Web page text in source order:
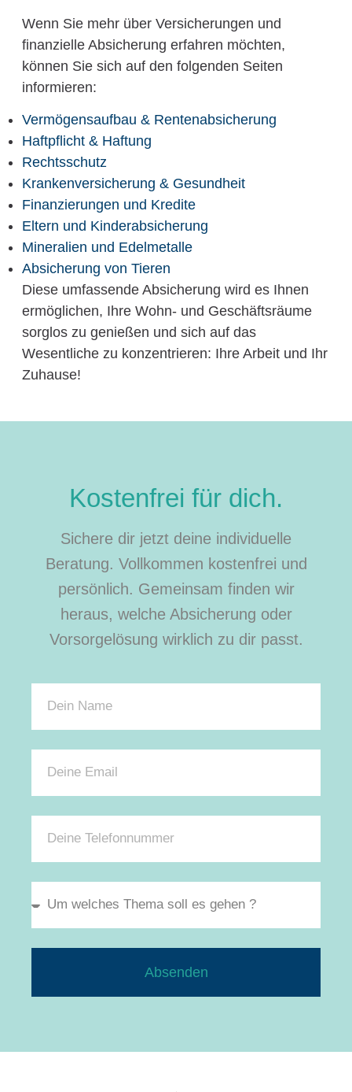
Wenn Sie mehr über Versicherungen und
finanzielle Absicherung erfahren möchten,
können Sie sich auf den folgenden Seiten
informieren:
Vermögensaufbau & Rentenabsicherung
Haftpflicht & Haftung
Rechtsschutz
Krankenversicherung & Gesundheit
Finanzierungen und Kredite
Eltern und Kinderabsicherung
Mineralien und Edelmetalle
Absicherung von Tieren
Diese umfassende Absicherung wird es Ihnen
ermöglichen, Ihre Wohn- und Geschäftsräume
sorglos zu genießen und sich auf das
Wesentliche zu konzentrieren: Ihre Arbeit und Ihr
Zuhause!
Kostenfrei für dich.
Sichere dir jetzt deine individuelle
Beratung. Vollkommen kostenfrei und
persönlich. Gemeinsam finden wir
heraus, welche Absicherung oder
Vorsorgelösung wirklich zu dir passt.
Absenden